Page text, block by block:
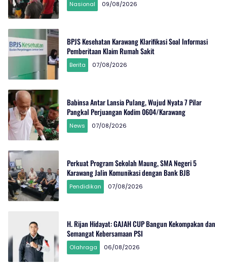
Nasional 09/08/2026
BPJS Kesehatan Karawang Klarifikasi Soal Informasi
Pemberitaan Klaim Rumah Sakit
Berita 07/08/2026
Babinsa Antar Lansia Pulang, Wujud Nyata 7 Pilar
Pangkal Perjuangan Kodim 0604/Karawang
News 07/08/2026
Perkuat Program Sekolah Maung, SMA Negeri 5
Karawang Jalin Komunikasi dengan Bank BJB
Pendidikan 07/08/2026
H. Rijan Hidayat: GAJAH CUP Bangun Kekompakan dan
Semangat Kebersamaan PSI
Olahraga 06/08/2026